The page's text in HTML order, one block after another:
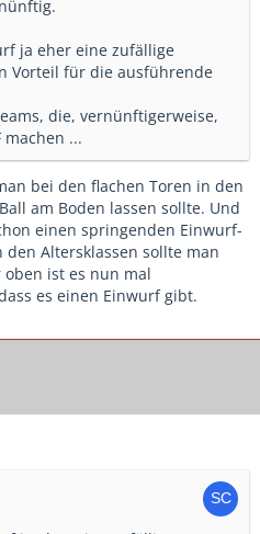
ja eher eine zufällige
Vorteil für die ausführende
die, vernünftigerweise,
...
bei den flachen Toren in den
am Boden lassen sollte. Und
einen springenden Einwurf-
Altersklassen sollte man
ist es nun mal
es einen Einwurf gibt.